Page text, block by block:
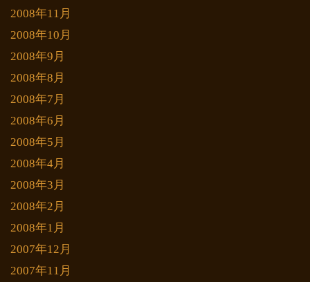
2008年11月
2008年10月
2008年9月
2008年8月
2008年7月
2008年6月
2008年5月
2008年4月
2008年3月
2008年2月
2008年1月
2007年12月
2007年11月